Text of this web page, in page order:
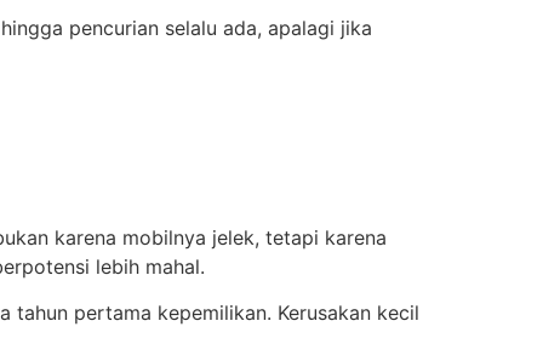
pencurian selalu ada, apalagi jika
karena mobilnya jelek, tetapi karena
lebih mahal.
tahun pertama kepemilikan. Kerusakan kecil